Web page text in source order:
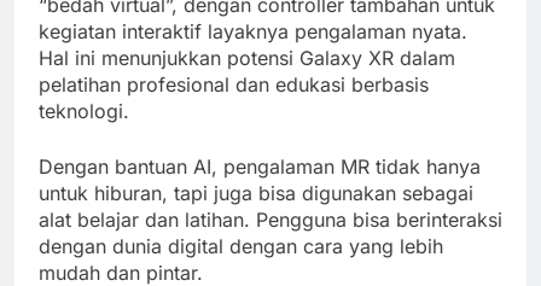
kegiatan interaktif layaknya pengalaman nyata.
Hal ini menunjukkan potensi Galaxy XR dalam
pelatihan profesional dan edukasi berbasis
teknologi.
Dengan bantuan AI, pengalaman MR tidak hanya
untuk hiburan, tapi juga bisa digunakan sebagai
alat belajar dan latihan. Pengguna bisa berinteraksi
dengan dunia digital dengan cara yang lebih
mudah dan pintar.